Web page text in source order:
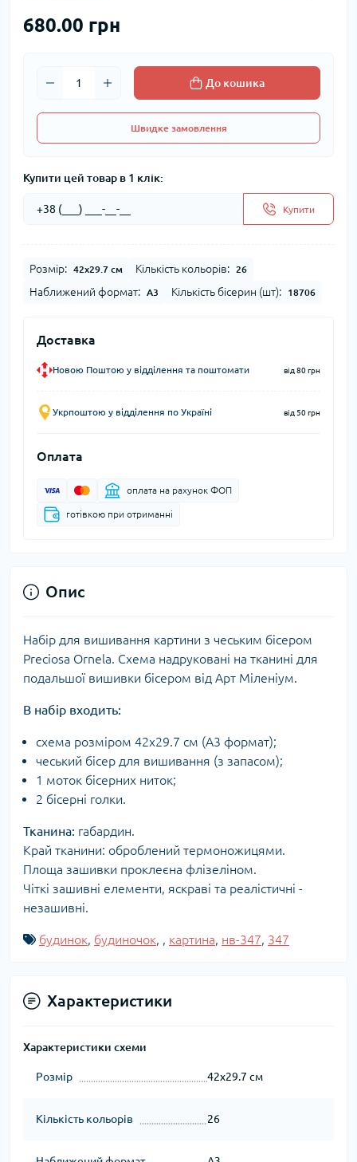
680.00 грн
До кошика
Швидке замовлення
Купити цей товар в 1 клік:
Купити
Розмір: 42x29.7 см Кількість кольорів: 26
Наближений формат: А3 Кількість бісерин (шт): 18706
Доставка
Новою Поштою у відділення та поштомати від 80 грн
Укрпоштою у відділення по Україні від 50 грн
Оплата
оплата на рахунок ФОП
готівкою при отриманні
Опис
Набір для вишивання картини з чеським бісером
Preciosa Ornela. Схема надруковані на тканині для
подальшої вишивки бісером від Арт Міленіум.
В набір входить:
схема розміром 42х29.7 см (А3 формат);
чеський бісер для вишивання (з запасом);
1 моток бісерних ниток;
2 бісерні голки.
Тканина: габардин.
Край тканини: оброблений термоножицями.
Площа зашивки проклеєна флізеліном.
Чіткі зашивні елементи, яскраві та реалістичні -
незашивні.
будинок, будиночок, , картина, нв-347, 347
Характеристики
Характеристики схеми
Розмір 42x29.7 см
Кількість кольорів 26